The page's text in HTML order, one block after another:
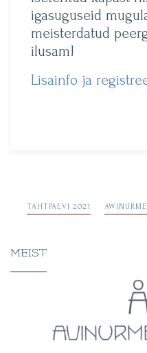
igasuguseid
meisterdatud
ilusam!
Lisainfo ja
TÄHTPÄEVI 2021
MEIST